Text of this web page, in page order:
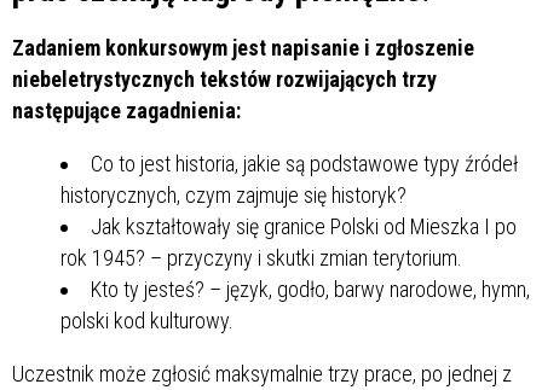
Zadaniem konkursowym jest napisanie i zgłoszenie
niebeletrystycznych tekstów rozwijających trzy
następujące zagadnienia:
Co to jest historia, jakie są podstawowe typy źródeł
historycznych, czym zajmuje się historyk?
Jak kształtowały się granice Polski od Mieszka I po
rok 1945? – przyczyny i skutki zmian terytorium.
Kto ty jesteś? – język, godło, barwy narodowe, hymn,
polski kod kulturowy.
Uczestnik może zgłosić maksymalnie trzy prace, po jednej z